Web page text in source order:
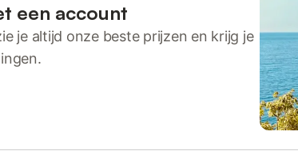
een account
je altijd onze beste prijzen en krijg je